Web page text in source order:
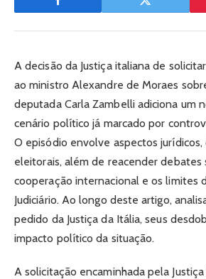
A decisão da Justiça italiana de
ao ministro Alexandre de Moraes
deputada Carla Zambelli adiciona um
cenário político já marcado por
O episódio envolve aspectos
eleitorais, além de reacender debates
cooperação internacional e os limites
Judiciário. Ao longo deste artigo,
pedido da Justiça da Itália, seus
impacto político da situação.
A solicitação encaminhada pela